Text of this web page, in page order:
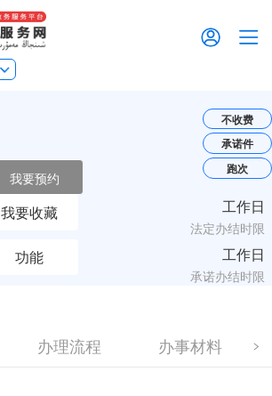
我要预约
我要收藏
功能
不收费
承诺件
跑次
工作日
法定办结时限
工作日
承诺办结时限
办理流程 办事材料